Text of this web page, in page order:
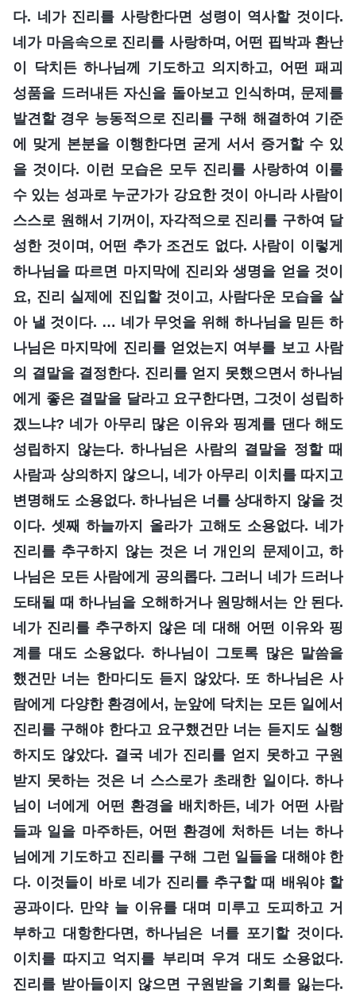
다. 네가 진리를 사랑한다면 성령이 역사할 것이다.
네가 마음속으로 진리를 사랑하며, 어떤 핍박과 환난
이 닥치든 하나님께 기도하고 의지하고, 어떤 패괴
성품을 드러내든 자신을 돌아보고 인식하며, 문제를
발견할 경우 능동적으로 진리를 구해 해결하여 기준
에 맞게 본분을 이행한다면 굳게 서서 증거할 수 있
을 것이다. 이런 모습은 모두 진리를 사랑하여 이룰
수 있는 성과로 누군가가 강요한 것이 아니라 사람이
스스로 원해서 기꺼이, 자각적으로 진리를 구하여 달
성한 것이며, 어떤 추가 조건도 없다. 사람이 이렇게
하나님을 따르면 마지막에 진리와 생명을 얻을 것이
요, 진리 실제에 진입할 것이고, 사람다운 모습을 살
아 낼 것이다. … 네가 무엇을 위해 하나님을 믿든 하
나님은 마지막에 진리를 얻었는지 여부를 보고 사람
의 결말을 결정한다. 진리를 얻지 못했으면서 하나님
에게 좋은 결말을 달라고 요구한다면, 그것이 성립하
겠느냐? 네가 아무리 많은 이유와 핑계를 댄다 해도
성립하지 않는다. 하나님은 사람의 결말을 정할 때
사람과 상의하지 않으니, 네가 아무리 이치를 따지고
변명해도 소용없다. 하나님은 너를 상대하지 않을 것
이다. 셋째 하늘까지 올라가 고해도 소용없다. 네가
진리를 추구하지 않는 것은 너 개인의 문제이고, 하
나님은 모든 사람에게 공의롭다. 그러니 네가 드러나
도태될 때 하나님을 오해하거나 원망해서는 안 된다.
네가 진리를 추구하지 않은 데 대해 어떤 이유와 핑
계를 대도 소용없다. 하나님이 그토록 많은 말씀을
했건만 너는 한마디도 듣지 않았다. 또 하나님은 사
람에게 다양한 환경에서, 눈앞에 닥치는 모든 일에서
진리를 구해야 한다고 요구했건만 너는 듣지도 실행
하지도 않았다. 결국 네가 진리를 얻지 못하고 구원
받지 못하는 것은 너 스스로가 초래한 일이다. 하나
님이 너에게 어떤 환경을 배치하든, 네가 어떤 사람
들과 일을 마주하든, 어떤 환경에 처하든 너는 하나
님에게 기도하고 진리를 구해 그런 일들을 대해야 한
다. 이것들이 바로 네가 진리를 추구할 때 배워야 할
공과이다. 만약 늘 이유를 대며 미루고 도피하고 거
부하고 대항한다면, 하나님은 너를 포기할 것이다.
이치를 따지고 억지를 부리며 우겨 대도 소용없다.
진리를 받아들이지 않으면 구원받을 기회를 잃는다.